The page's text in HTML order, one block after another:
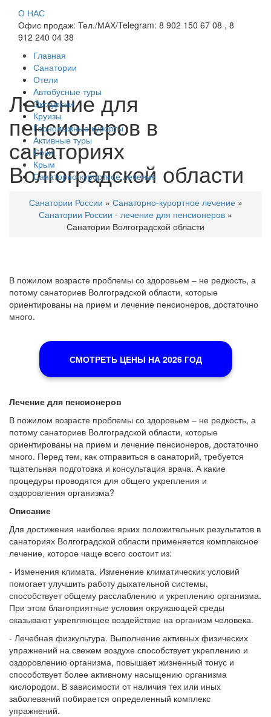
О НАС
Офис продаж: Тел./МАХ/Telegram: 8 902 150 67 08 , 8
912 240 04 38
Главная
Санатории
Отели
Автобусные туры
Экскурсии
Круизы
Горнолыжные курорты
Активные туры
Сочи
Крым
Санаторно-курортное лечение
Лечение для
пенсионеров в
санаториях
Волгоградской области
Санатории России » Санаторно-курортное лечение»
Санатории России - лечение для пенсионеров »
Санатории Волгоградской области
В пожилом возрасте проблемы со здоровьем – не редкость, а
потому санаториев Волгоградской области, которые
ориентированы на прием и лечение пенсионеров, достаточно
много.
СМОТРЕТЬ ЦЕНЫ НА 2026 ГОД
Лечение для пенсионеров
В пожилом возрасте проблемы со здоровьем – не редкость, а
потому санаториев Волгоградской области, которые
ориентированы на прием и лечение пенсионеров, достаточно
много. Перед тем, как отправиться в санаторий, требуется
тщательная подготовка и консультация врача. А какие
процедуры проводятся для общего укрепления и
оздоровления организма?
Описание
Для достижения наиболее ярких положительных результатов в
санаториях Волгоградской области применяется комплексное
лечение, которое чаще всего состоит из:
- Изменения климата. Изменение климатических условий
помогает улучшить работу дыхательной системы,
способствует общему расслаблению и укреплению организма.
При этом благоприятные условия окружающей среды
оказывают укрепляющее воздействие на организм человека.
- Лечебная физкультура. Выполнение активных физических
упражнений на свежем воздухе способствует укреплению и
оздоровлению организма, повышает жизненный тонус и
способствует более активному насыщению организма
кислородом. В зависимости от наличия тех или иных
заболеваний побирается определенный комплекс
упражнений.